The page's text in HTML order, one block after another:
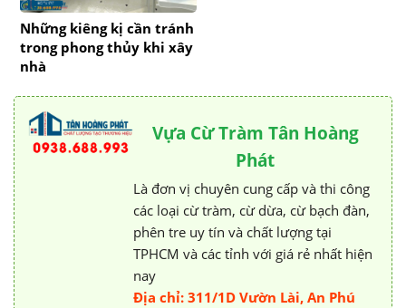
Những kiêng kị cần tránh
trong phong thủy khi xây
nhà
Vựa Cừ Tràm Tân Hoàng
Phát
Là đơn vị chuyên cung cấp và thi công
các loại cừ tràm, cừ dừa, cừ bạch đàn,
phên tre uy tín và chất lượng tại
TPHCM và các tỉnh với giá rẻ nhất hiện
nay
Địa chỉ: 311/1D Vườn Lài, An Phú